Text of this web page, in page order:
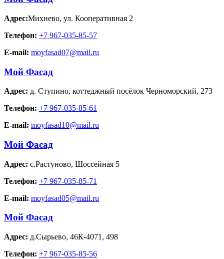
Адрес:Михнево, ул. Кооперативная 2
Телефон: +7 967-035-85-57
E-mail: moyfasad07@mail.ru
Мой Фасад
Адрес: д. Ступино, коттеджный посёлок Черноморский, 273
Телефон: +7 967-035-85-61
E-mail: moyfasad10@mail.ru
Мой Фасад
Адрес: с.Растуново, Шоссейная 5
Телефон: +7 967-035-85-71
E-mail: moyfasad05@mail.ru
Мой Фасад
Адрес: д.Сырьево, 46К-4071, 498
Телефон: +7 967-035-85-56